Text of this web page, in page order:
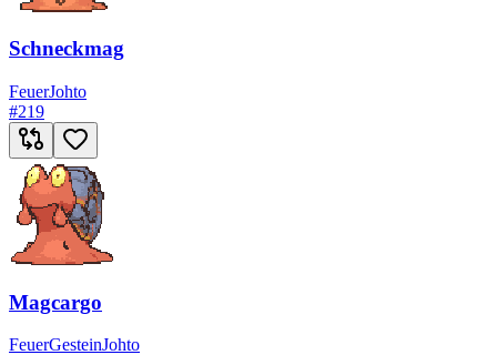
Schneckmag
FeuerJohto
#219
Magcargo
FeuerGesteinJohto